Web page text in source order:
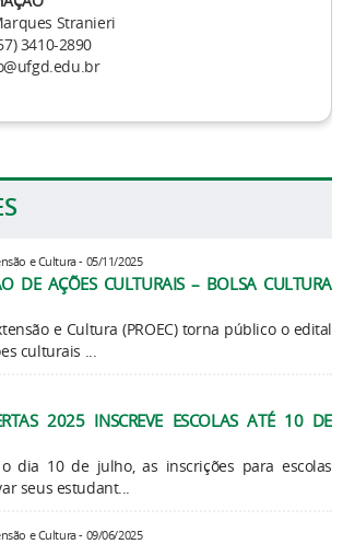
Stranieri
3410-2890
e Cultura - 05/11/2025
DE AÇÕES CULTURAIS – BOLSA CULTURA
e Cultura (PROEC) torna público o edital
culturais ...
2025 INSCREVE ESCOLAS ATÉ 10 DE
dia 10 de julho, as inscrições para escolas
seus estudant...
e Cultura - 09/06/2025